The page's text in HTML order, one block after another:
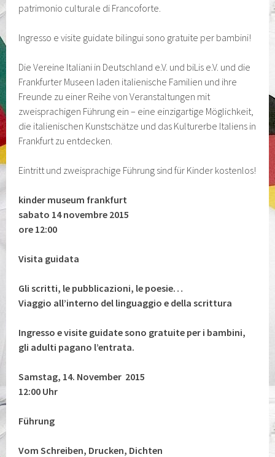
patrimonio culturale di Francoforte.
Ingresso e visite guidate bilingui sono gratuite per bambini!
Die Vereine Italiani in Deutschland e.V. und biLis e.V. und die
Frankfurter Museen laden italienische Familien und ihre
Freunde zu einer Reihe von Veranstaltungen mit
zweisprachigen Führung ein – eine einzigartige Möglichkeit,
die italienischen Kunstschätze und das Kulturerbe Italiens in
Frankfurt zu entdecken.
Eintritt und zweisprachige Führung sind für Kinder kostenlos!
kinder museum frankfurt
sabato 14 novembre 2015
ore 12:00
Visita guidata
Gli scritti, le pubblicazioni, le poesie…
Viaggio all’interno del linguaggio e della scrittura
Ingresso e visite guidate sono gratuite per i bambini,
gli adulti pagano l’entrata.
Samstag, 14. November 2015
12:00 Uhr
Führung
Vom Schreiben, Drucken, Dichten